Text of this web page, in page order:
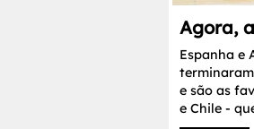
Agora,
Espanha e
e são as
e Chile -